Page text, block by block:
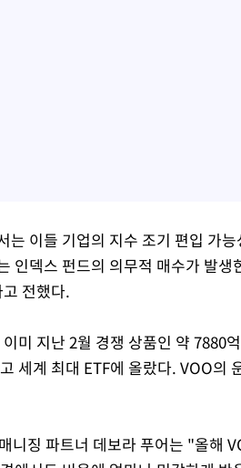
는 이들 기업의 지수 조기 편입 가
인덱스 펀드의 의무적 매수가 발
전했다.
미 지난 2월 경쟁 상품인 약 7880
세계 최대 ETF에 올랐다. VOO의
니징 파트너 데보라 푸어는 "올해